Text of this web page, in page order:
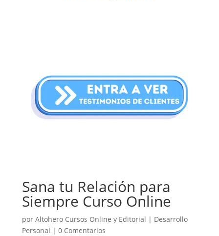
Sana tu Relación para
Siempre Curso Online
por Altohero Cursos Online y Editorial | Desarrollo
Personal | 0 Comentarios